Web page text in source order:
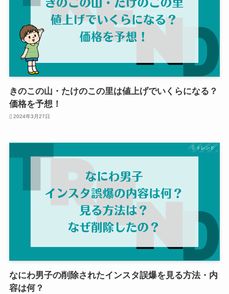
きのこの山・たけのこの里は値上げでいくらになる？
価格を予想！
2024年3月27日
トレンド
なにわ男子の削除されたインスタ誤爆を見る方法・内
容は何？